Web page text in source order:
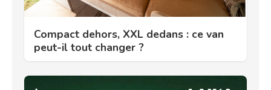
Compact dehors, XXL dedans : ce van
peut-il tout changer ?